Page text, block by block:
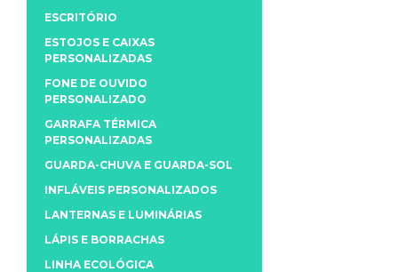
ESCRITÓRIO
ESTOJOS E CAIXAS
PERSONALIZADAS
FONE DE OUVIDO
PERSONALIZADO
GARRAFA TÉRMICA
PERSONALIZADAS
GUARDA-CHUVA E GUARDA-SOL
INFLÁVEIS PERSONALIZADOS
LANTERNAS E LUMINÁRIAS
LÁPIS E BORRACHAS
LINHA ECOLÓGICA